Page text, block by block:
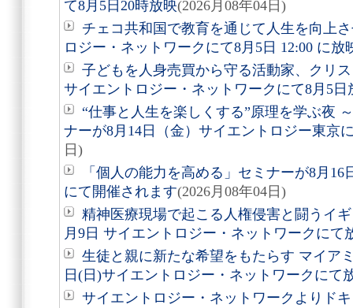
て8月5日20時放映(2026月08年04日)
チェコ共和国で教育を通じて人生を向上
ロジー・ネットワークにて8月5日 12:00 に放
子どもを人身売買から守る活動家、クリ
サイエントロジー・ネットワークにて8月5
“仕事と人生を楽しくする”原理を学ぶ夜
ナーが8月14日（金）サイエントロジー東京
日)
「個人の能力を高める」セミナーが8月
にて開催されます(2026月08年04日)
精神医療現場で起こる人権侵害と闘うイ
月9日 サイエントロジー・ネットワークにて
生徒と親に新たな希望をもたらす マイア
日(日)サイエントロジー・ネットワークにて
サイエントロジー・ネットワークよりド